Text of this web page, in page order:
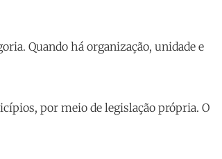
Quando há organização, unidade e
por meio de legislação própria. O